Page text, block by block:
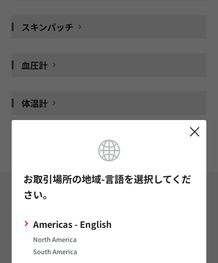
お取引場所の地域-言語を選択してくだ
さい。
Americas - English
North America
South America
スキンパッチ
血圧計
体温計
パーソナルヘルスケア機器